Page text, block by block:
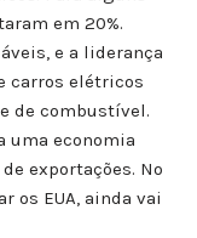
em 20%.
e a liderança
carros elétricos
de combustível.
uma economia
exportações. No
os EUA, ainda vai